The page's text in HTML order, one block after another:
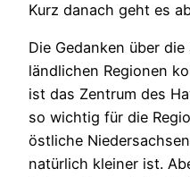
Kurz danach geht es
Die Gedanken über
ländlichen Regionen
ist das Zentrum des
so wichtig für die
östliche
natürlich kleiner ist.